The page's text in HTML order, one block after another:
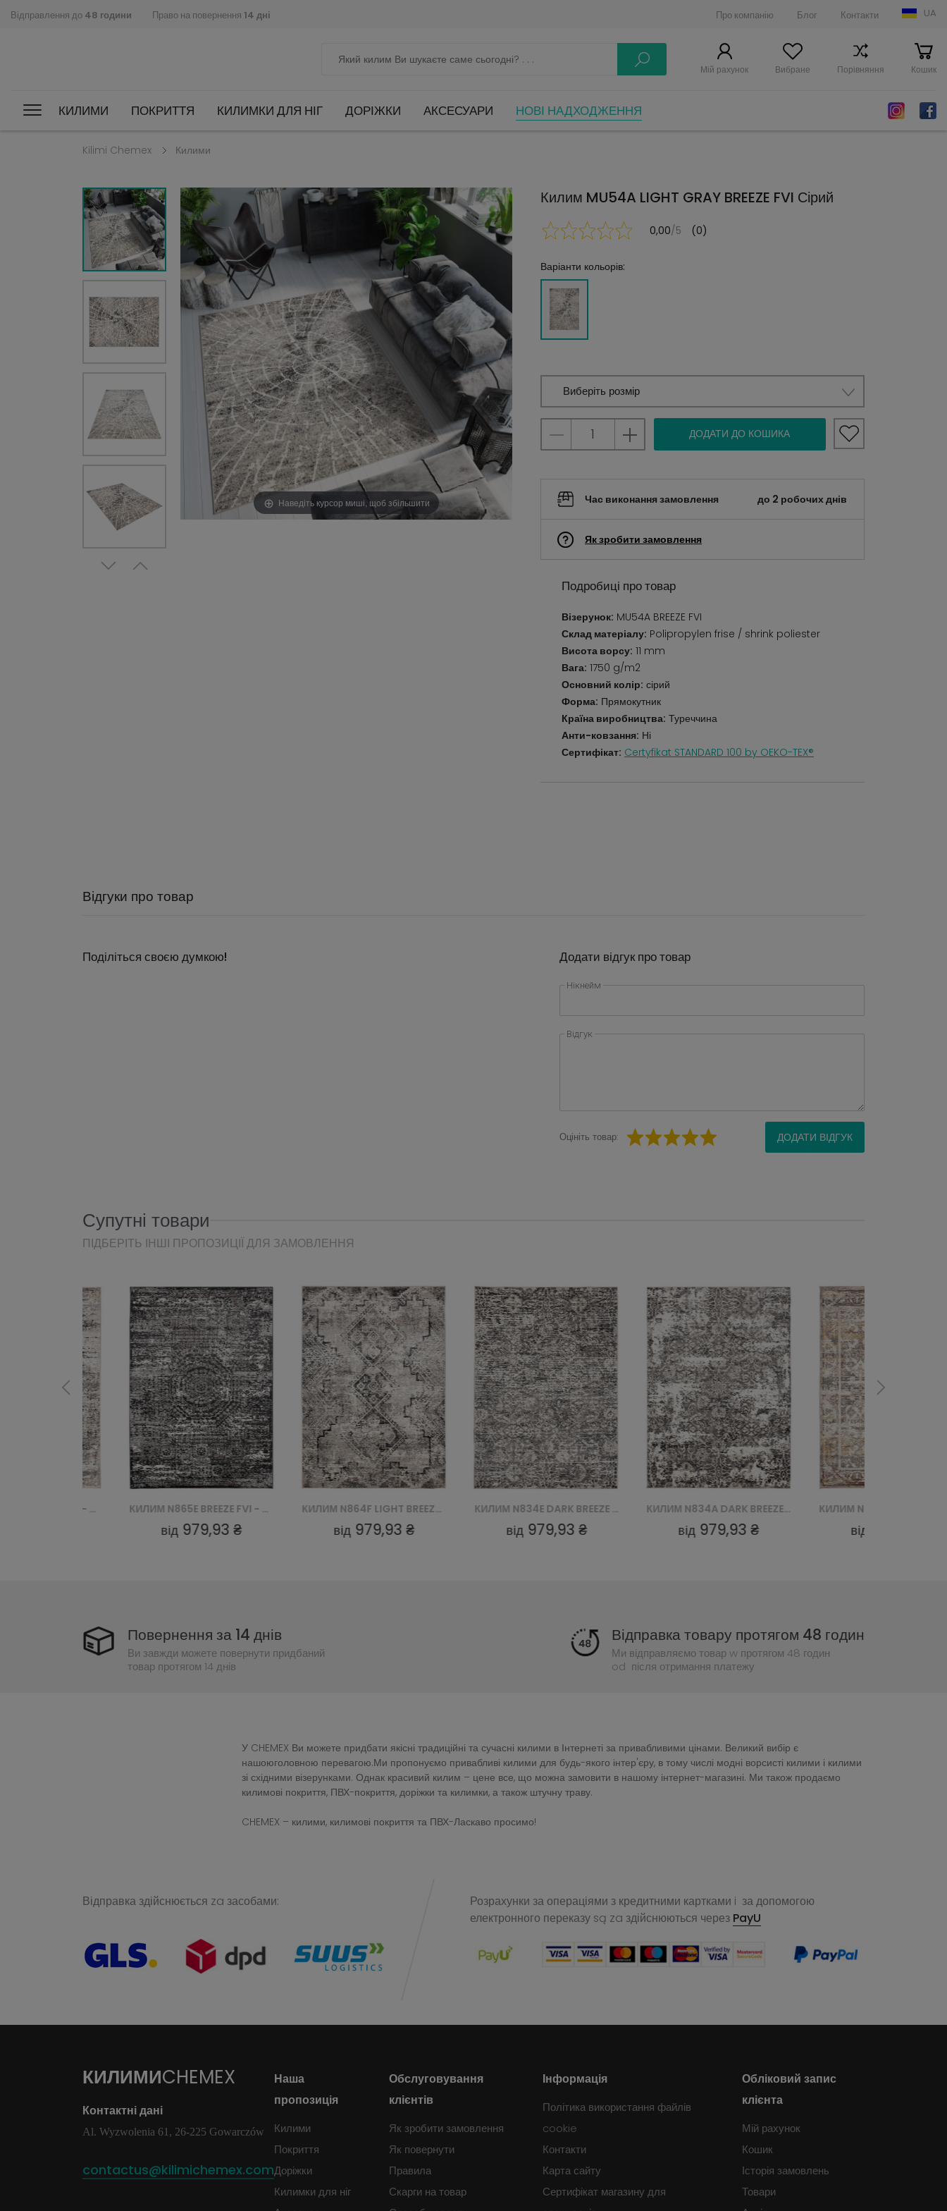
Відправлення до 48 години Право на повернення 14 дні Про компанію Блог Контакти UA
Мій рахунок Вибране Порівняння Кошик
КИЛИМИ ПОКРИТТЯ КИЛИМКИ ДЛЯ НІГ ДОРІЖКИ АКСЕСУАРИ НОВІ НАДХОДЖЕННЯ
Kilimi Chemex Килими
Наведіть курсор миші, щоб збільшити
Килим MU54A LIGHT GRAY BREEZE FVI Сірий
0,00/5 (0)
Варіанти кольорів:
Виберіть розмір
ДОДАТИ ДО КОШИКА
Час виконання замовлення до 2 робочих днів
Як зробити замовлення
Подробиці про товар
Візерунок: MU54A BREEZE FVI
Склад матеріалу: Polipropylen frise / shrink poliester
Висота ворсу: 11 mm
Вага: 1750 g/m2
Основний колір: сірий
Форма: Прямокутник
Країна виробництва: Туреччина
Анти-ковзання: Ні
Сертифікат: Certyfikat STANDARD 100 by OEKO-TEX®
Відгуки про товар
Поділіться своєю думкою! Додати відгук про товар
Нікнейм
Відгук
Оцініть товар: ДОДАТИ ВІДГУК
Супутні товари
ПІДБЕРІТЬ ІНШІ ПРОПОЗИЦІЇ ДЛЯ ЗАМОВЛЕННЯ
КИЛИМ N865E BREEZE FVI - CZARNY
979,93 ₴
КИЛИМ N864F LIGHT BREEZE FVI - SZARY
979,93 ₴
КИЛИМ N834E DARK BREEZE FVI - SZARY
979,93 ₴
КИЛИМ N834A DARK BREEZE FVI - SZARY
979,93 ₴ 979,93 ₴
Повернення за 14 днів
Ви завжди можете повернути придбаний
товар протягом 14 днів
Відправка товару протягом 48 годин
Ми відправляємо товар w протягом 48 годин
od після отримання платежу
У CHEMEX Ви можете придбати якісні традиційні та сучасні килими в Інтернеті за привабливими цінами. Великий вибір є
нашоюголовною перевагою.Ми пропонуємо привабливі килими для будь-якого інтер'єру, в тому числі модні ворсисті килими і килими
зі східними візерунками. Однак красивий килим – цене все, що можна замовити в нашому інтернет-магазині. Ми також продаємо
килимові покриття, ПВХ-покриття, доріжки та килимки, а також штучну траву.
CHEMEX – килими, килимові покриття та ПВХ-Ласкаво просимо!
Відправка здійснюється za засобами:
Розрахунки за операціями з кредитними картками i за допомогою
електронного переказу są za здійснюються через PayU
КИЛИМИCHEMEX
Контактні дані
Al. Wyzwolenia 61, 26-225 Gowarczów
contactus@kilimichemex.com
Наша
пропозиція
Килими
Покриття
Доріжки
Килимки для ніг
Обслуговування
клієнтів
Як зробити замовлення
Як повернути
Правила
Скарги на товар
Інформація
Політика використання файлів
cookie
Контакти
Карта сайту
Сертифікат магазину для
Обліковий запис
клієнта
Мій рахунок
Кошик
Історія замовлень
Товари